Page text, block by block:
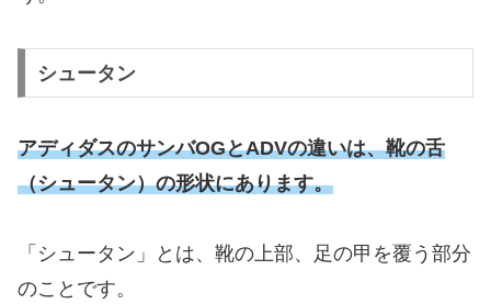
シュータン
アディダスのサンバOGとADVの違いは、靴の舌
（シュータン）の形状にあります。
「シュータン」とは、靴の上部、足の甲を覆う部分
のことです。